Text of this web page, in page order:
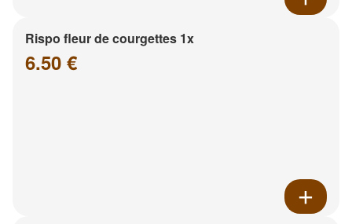
Rispo fleur de courgettes 1x
6.50 €